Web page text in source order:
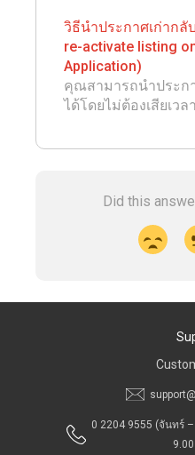
วิธีนำประกาศเก่ากลั
re-activate listing
Application)
คุณสามารถนำประก
ได้โดยไม่ต้องเสียเว
Did this
0 2204 9555 (จันทร์